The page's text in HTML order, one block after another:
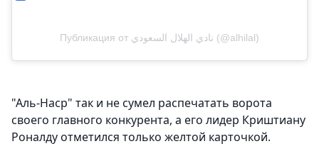
Публикация от نادي الهلال السعودي (@alhilal)
"Аль-Наср" так и не сумел распечатать ворота
своего главного конкурента, а его лидер Криштиану
Роналду отметился только желтой карточкой.